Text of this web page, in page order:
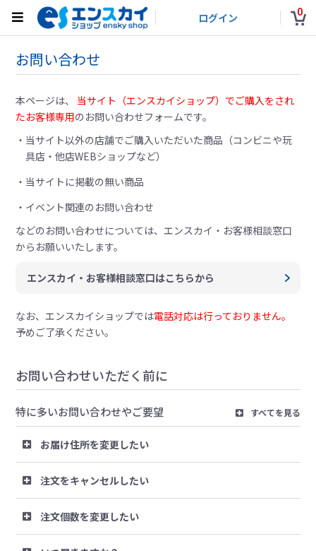
ログイン 0
お問い合わせ
本ページは、 当サイト（エンスカイショップ）でご購入をされ
たお客様専用のお問い合わせフォームです。
当サイト以外の店舗でご購入いただいた商品（コンビニや玩
具店・他店WEBショップなど）
当サイトに掲載の無い商品
イベント関連のお問い合わせ
などのお問い合わせについては、エンスカイ・お客様相談窓口
からお願いいたします。
エンスカイ・お客様相談窓口はこちらから
なお、エンスカイショップでは電話対応は行っておりません。
予めご了承ください。
お問い合わせいただく前に
特に多いお問い合わせやご要望 すべてを見る
お届け住所を変更したい
注文をキャンセルしたい
注文個数を変更したい